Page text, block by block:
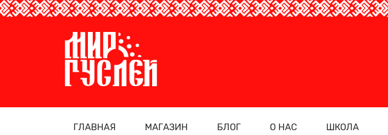
ГЛАВНАЯ МАГАЗИН БЛОГ О НАС ШКОЛА